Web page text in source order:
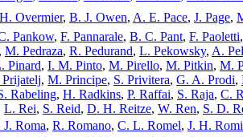
H. Overmier, B. J. Owen, A. E. Pace, J. Page,
Pankow, F. Pannarale, B. C. Pant, F. Paoletti,
, M. Pedraza, R. Pedurand, L. Pekowsky, A.
Pinard, I. M. Pinto, M. Pirello, M. Pitkin, M.
, M. Principe, S. Privitera, G. A. Prodi,
Rabeling, H. Radkins, P. Raffai, S. Raja, C.
L. Rei, S. Reid, D. H. Reitze, W. Ren, S. D.
J. Roma, R. Romano, C. L. Romel, J. H.